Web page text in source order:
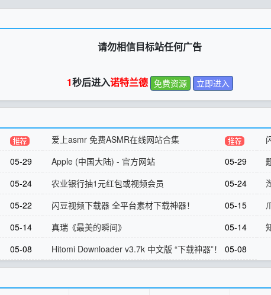
请勿相信目标站任何广告
1秒后进入诺特兰德 免费资源 立即进入
爱上asmr 免费ASMR在线网站合集
05-29
05-29
Apple (中国大陆) - 官方网站
05-24
05-24
农业银行抽1元红包或视频会员
05-22
05-15
闪豆视频下载器 全平台素材下载神器！
05-14
05-14
真瑞《最美的瞬间》
05-08
05-08
Hitomi Downloader v3.7k 中文版 “下载神器”！